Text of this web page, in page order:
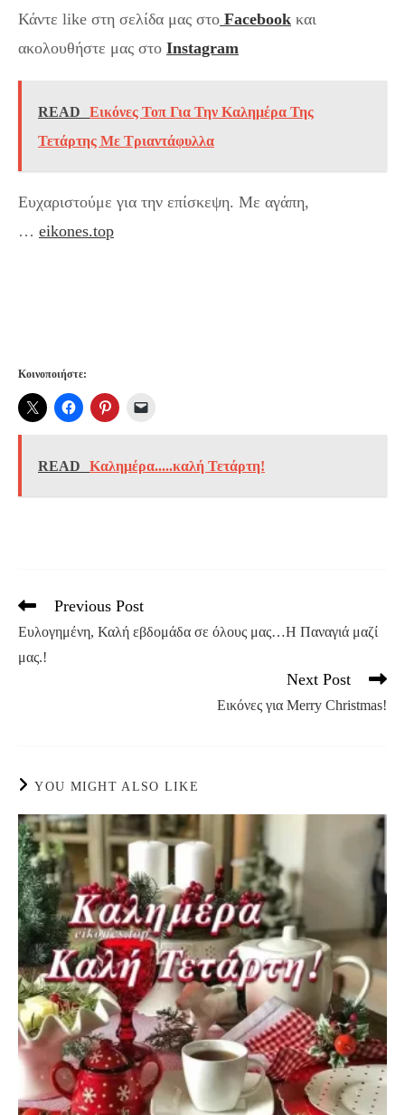
Κάντε like στη σελίδα μας στο Facebook και
ακολουθήστε μας στο Instagram
READ
Εικόνες Τοπ Για Την Καλημέρα Της
Τετάρτης Με Τριαντάφυλλα
Ευχαριστούμε για την επίσκεψη. Με αγάπη,
… eikones.top
Κοινοποιήστε:
READ Καλημέρα.....καλή Τετάρτη!
Read
articles
Previous Post
Ευλογημένη, Καλή εβδομάδα σε όλους μας…Η Παναγιά μαζί
μας.!
Next Post
Eικόνες για Merry Christmas!
YOU MIGHT ALSO LIKE